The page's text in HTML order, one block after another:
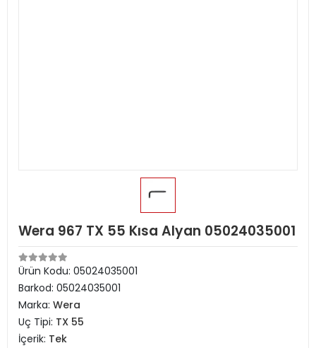
Wera 967 TX 55 Kısa Alyan 05024035001
Ürün Kodu: 05024035001
Barkod: 05024035001
Marka: Wera
Uç Tipi: TX 55
İçerik: Tek